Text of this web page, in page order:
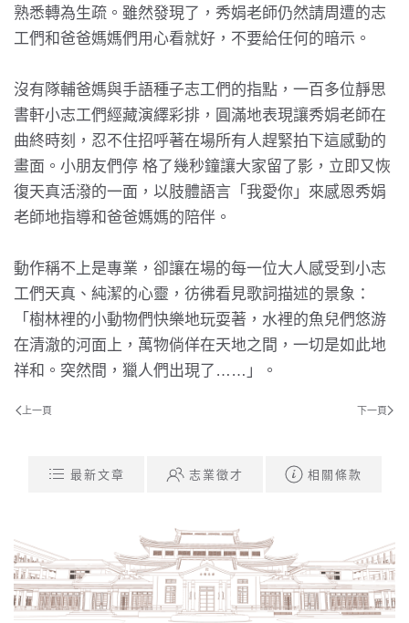
熟悉轉為生疏。雖然發現了，秀娟老師仍然請周遭的志
工們和爸爸媽媽們用心看就好，不要給任何的暗示。
沒有隊輔爸媽與手語種子志工們的指點，一百多位靜思
書軒小志工們經藏演繹彩排，圓滿地表現讓秀娟老師在
曲終時刻，忍不住招呼著在場所有人趕緊拍下這感動的
畫面。小朋友們停 格了幾秒鐘讓大家留了影，立即又恢
復天真活潑的一面，以肢體語言「我愛你」來感恩秀娟
老師地指導和爸爸媽媽的陪伴。
動作稱不上是專業，卻讓在場的每一位大人感受到小志
工們天真、純潔的心靈，彷彿看見歌詞描述的景象：
「樹林裡的小動物們快樂地玩耍著，水裡的魚兒們悠游
在清澈的河面上，萬物倘佯在天地之間，一切是如此地
祥和。突然間，獵人們出現了……」。
上一頁 下一頁
最新文章 志業徵才 相關條款